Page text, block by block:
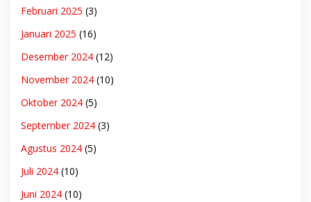
Februari 2025 (3)
Januari 2025 (16)
Desember 2024 (12)
November 2024 (10)
Oktober 2024 (5)
September 2024 (3)
Agustus 2024 (5)
Juli 2024 (10)
Juni 2024 (10)